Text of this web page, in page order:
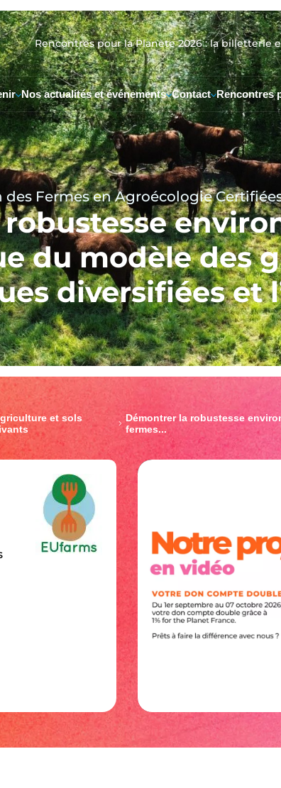
Rencontres pour la Planète 2026 : la billetterie
Nos actualités et événements Contact Rencontres
des Fermes en Agroécologie
du modèle des
diversifiées et
et sols
Démontrer la robustesse
fermes...